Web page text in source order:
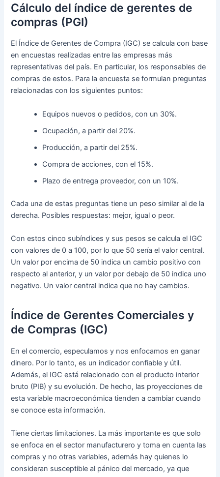
Cálculo del índice de gerentes de
compras (PGI)
El Índice de Gerentes de Compra (IGC) se calcula con base
en encuestas realizadas entre las empresas más
representativas del país. En particular, los responsables de
compras de estos. Para la encuesta se formulan preguntas
relacionadas con los siguientes puntos:
Equipos nuevos o pedidos, con un 30%.
Ocupación, a partir del 20%.
Producción, a partir del 25%.
Compra de acciones, con el 15%.
Plazo de entrega proveedor, con un 10%.
Cada una de estas preguntas tiene un peso similar al de la
derecha. Posibles respuestas: mejor, igual o peor.
Con estos cinco subíndices y sus pesos se calcula el IGC
con valores de 0 a 100, por lo que 50 sería el valor central.
Un valor por encima de 50 indica un cambio positivo con
respecto al anterior, y un valor por debajo de 50 indica uno
negativo. Un valor central indica que no hay cambios.
Índice de Gerentes Comerciales y
de Compras (IGC)
En el comercio, especulamos y nos enfocamos en ganar
dinero. Por lo tanto, es un indicador confiable y útil.
Además, el IGC está relacionado con el producto interior
bruto (PIB) y su evolución. De hecho, las proyecciones de
esta variable macroeconómica tienden a cambiar cuando
se conoce esta información.
Tiene ciertas limitaciones. La más importante es que solo
se enfoca en el sector manufacturero y toma en cuenta las
compras y no otras variables, además hay quienes lo
consideran susceptible al pánico del mercado, ya que